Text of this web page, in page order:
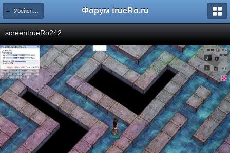
← УбейсяОбСтенку/СatNoNo: как вам удобно?Хд Форум trueRo.ru
screentrueRo242